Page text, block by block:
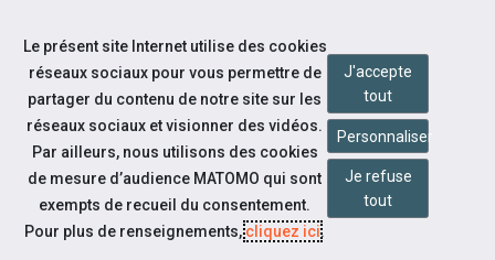
Aller au contenu
Actualités
TROPHÉES DE L'INSERTION 2023
Le présent site Internet utilise des cookies
réseaux sociaux pour vous permettre de
partager du contenu de notre site sur les
réseaux sociaux et visionner des vidéos.
Par ailleurs, nous utilisons des cookies
de mesure d’audience MATOMO qui sont
exempts de recueil du consentement.
Pour plus de renseignements,cliquez ici.
J'accepte
tout
Personnaliser
Je refuse
tout